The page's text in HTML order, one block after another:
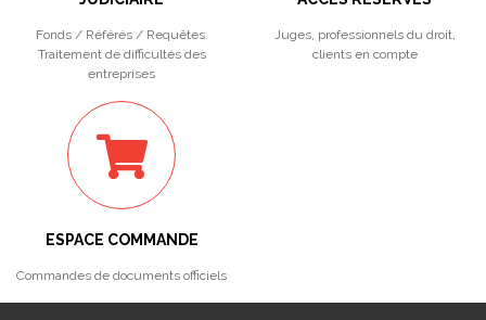
Fonds / Référés / Requêtes.
Traitement de difficultés des
entreprises
Juges, professionnels du droit,
clients en compte
ESPACE COMMANDE
Commandes de documents officiels